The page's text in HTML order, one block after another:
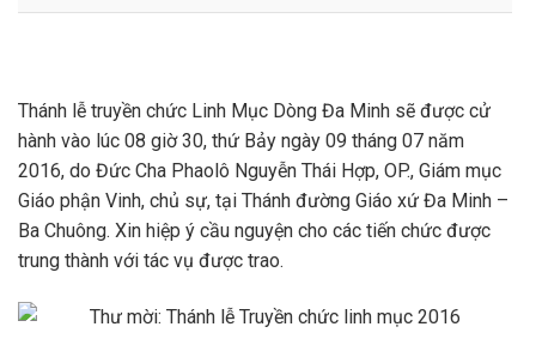
Thánh lễ truyền chức Linh Mục Dòng Đa Minh sẽ được cử
hành vào lúc 08 giờ 30, thứ Bảy ngày 09 tháng 07 năm
2016, do Đức Cha Phaolô Nguyễn Thái Hợp, OP., Giám mục
Giáo phận Vinh, chủ sự, tại Thánh đường Giáo xứ Đa Minh –
Ba Chuông. Xin hiệp ý cầu nguyện cho các tiến chức được
trung thành với tác vụ được trao.